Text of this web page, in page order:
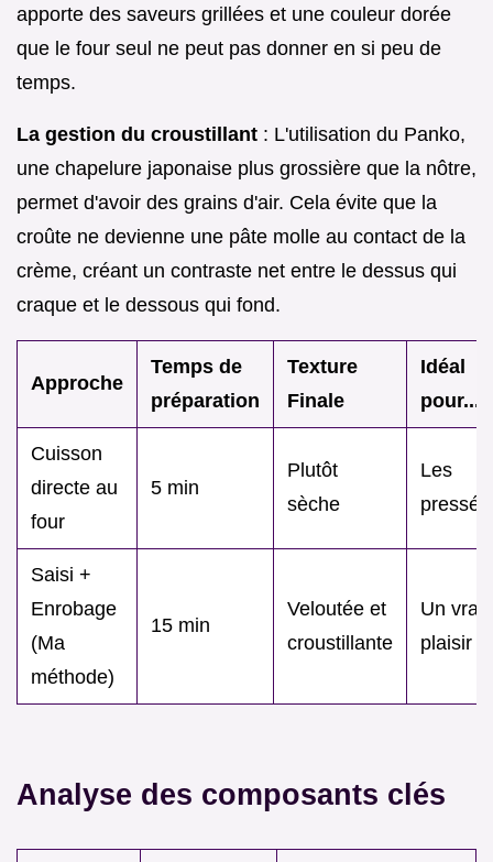
apporte des saveurs grillées et une couleur dorée
que le four seul ne peut pas donner en si peu de
temps.
La gestion du croustillant : L'utilisation du Panko,
une chapelure japonaise plus grossière que la nôtre,
permet d'avoir des grains d'air. Cela évite que la
croûte ne devienne une pâte molle au contact de la
crème, créant un contraste net entre le dessus qui
craque et le dessous qui fond.
Approche
Temps de
préparation
Texture
Finale
Idéal
pour...
Cuisson
directe au
four
5 min
Plutôt
sèche
Les
pressés
Saisi +
Enrobage
(Ma
méthode)
15 min
Veloutée et
croustillante
Un vrai
plaisir
Analyse des composants clés